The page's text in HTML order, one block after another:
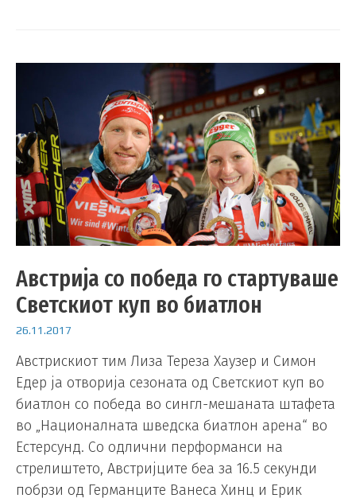
Австрија со победа го стартуваше
Светскиот куп во биатлон
26.11.2017
Австрискиот тим Лиза Тереза Хаузер и Симон
Едер ја отворија сезоната од Светскиот куп во
биатлон со победа во сингл-мешаната штафета
во „Националната шведска биатлон арена“ во
Естерсунд. Со одлични перформанси на
стрелиштето, Австријците беа за 16.5 секунди
побрзи од Германците Ванеса Хинц и Ерик